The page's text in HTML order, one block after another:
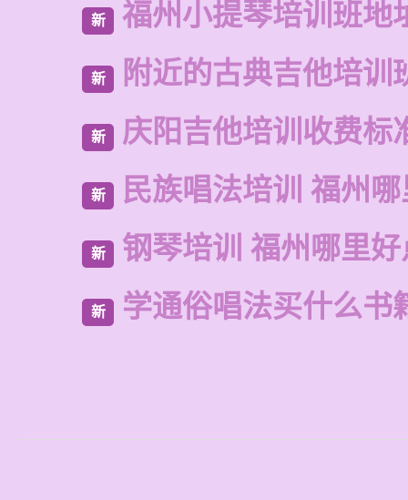
新 福州小提琴培训班地
新 附近的古典吉他培训
新 庆阳吉他培训收费标
新 民族唱法培训 福州
新 钢琴培训 福州哪里
新 学通俗唱法买什么书